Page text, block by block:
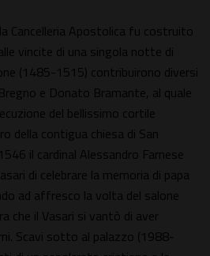
Cancelleria Apostolica fu costruito
vincite di una singola notte di
(1485-1515) contribuirono diversi
e Donato Bramante, al quale
del bellissimo cortile
della contigua chiesa di San
il cardinal Alessandro Farnese
di celebrare la memoria di papa
ad affresco la volta del salone
che il Vasari si vantò di aver
Scavi sotto al palazzo (1988-